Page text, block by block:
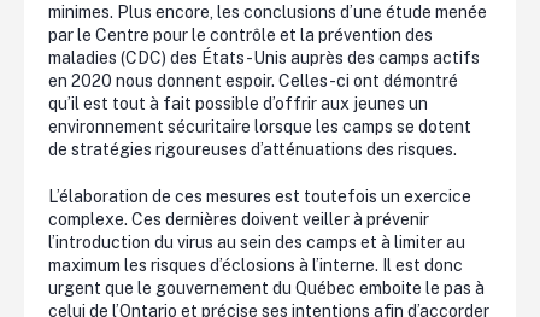
minimes. Plus encore, les conclusions d’une étude menée
par le Centre pour le contrôle et la prévention des
maladies (CDC) des États-Unis auprès des camps actifs
en 2020 nous donnent espoir. Celles-ci ont démontré
qu’il est tout à fait possible d’offrir aux jeunes un
environnement sécuritaire lorsque les camps se dotent
de stratégies rigoureuses d’atténuations des risques.
L’élaboration de ces mesures est toutefois un exercice
complexe. Ces dernières doivent veiller à prévenir
l’introduction du virus au sein des camps et à limiter au
maximum les risques d’éclosions à l’interne. Il est donc
urgent que le gouvernement du Québec emboite le pas à
celui de l’Ontario et précise ses intentions afin d’accorder